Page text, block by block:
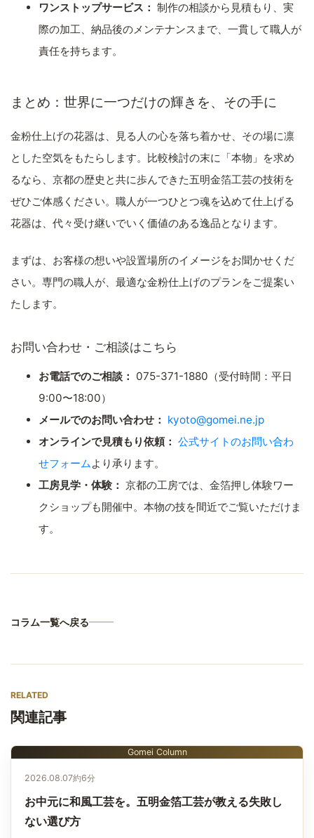
ワンストップサービス： 制作の相談から見積もり、実
際の加工、納品後のメンテナンスまで、一貫して職人が
責任を持ちます。
まとめ：世界に一つだけの輝きを、その手に
金粉仕上げの花器は、見る人の心を落ち着かせ、その場に凛
とした空気をもたらします。比較検討の末に「本物」を求め
るなら、京都の歴史と共に歩んできた五明金箔工芸の技術を
ぜひご体感ください。職人が一つひとつ魂を込めて仕上げる
花器は、代々受け継いでいく価値のある逸品となります。
まずは、お客様の想いや設置場所のイメージをお聞かせくだ
さい。専門の職人が、最適な金粉仕上げのプランをご提案い
たします。
お問い合わせ・ご相談はこちら
お電話でのご相談： 075-371-1880（受付時間：平日
9:00〜18:00）
メールでのお問い合わせ： kyoto@gomei.ne.jp
オンラインで見積もり依頼： 公式サイトのお問い合わ
せフォームより承ります。
工房見学・体験： 京都の工房では、金箔押し体験ワー
クショップも開催中。本物の技を間近でご覧いただけま
す。
コラム一覧へ戻る
RELATED
関連記事
Gomei Column
2026.08.07約6分
お中元に和風工芸を。五明金箔工芸が教える失敗し
ない選び方